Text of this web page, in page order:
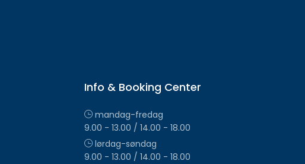
Info & Booking Center
mandag-fredag
9.00 - 13.00 / 14.00 - 18.00
lørdag-søndag
9.00 - 13.00 / 14.00 - 18.00